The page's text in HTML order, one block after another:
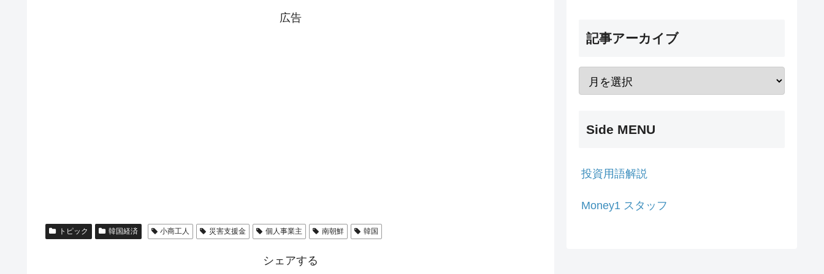
広告
トピック 韓国経済 小商工人 災害支援金 個人事業主 南朝鮮 韓国
シェアする
記事アーカイブ
Side MENU
投資用語解説
Money1 スタッフ